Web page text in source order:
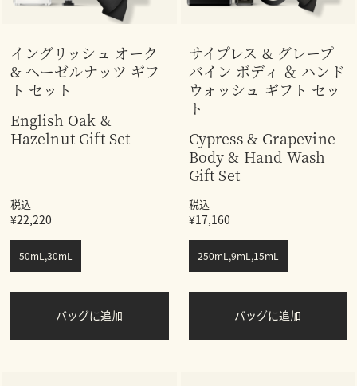
イングリッシュ オーク
& ヘーゼルナッツ ギフ
ト セット
English Oak &
Hazelnut Gift Set
税込
¥22,220
50mL,30mL
バッグに追加
サイプレス & グレープ
バイン ボディ ＆ ハンド
ウォッシュ ギフト セッ
ト
Cypress & Grapevine
Body & Hand Wash
Gift Set
税込
¥17,160
250mL,9mL,15mL
バッグに追加